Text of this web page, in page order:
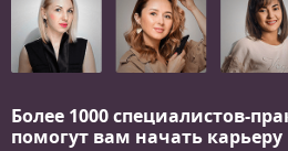
Более 1000 специалистов-
помогут вам начать карьеру